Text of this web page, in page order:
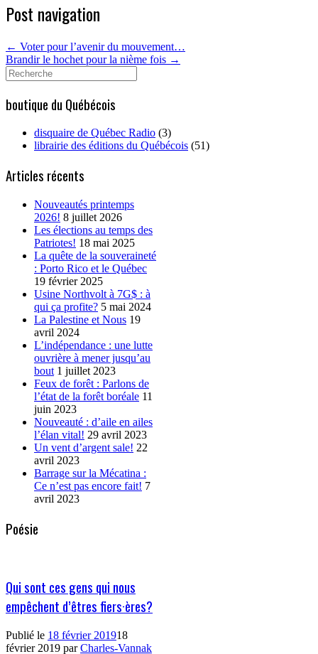
Post navigation
← Voter pour l’avenir du mouvement…
Brandir le hochet pour la nième fois →
Search
for:
boutique du Québécois
disquaire de Québec Radio (3)
librairie des éditions du Québécois (51)
Articles récents
Nouveautés printemps
2026! 8 juillet 2026
Les élections au temps des
Patriotes! 18 mai 2025
La quête de la souveraineté
: Porto Rico et le Québec
19 février 2025
Usine Northvolt à 7G$ : à
qui ça profite? 5 mai 2024
La Palestine et Nous 19
avril 2024
L’indépendance : une lutte
ouvrière à mener jusqu’au
bout 1 juillet 2023
Feux de forêt : Parlons de
l’état de la forêt boréale 11
juin 2023
Nouveauté : d’aile en ailes
l’élan vital! 29 avril 2023
Un vent d’argent sale! 22
avril 2023
Barrage sur la Mécatina :
Ce n’est pas encore fait! 7
avril 2023
Poésie
Qui sont ces gens qui nous
empêchent d’êtres fiers·ères?
Publié le 18 février 201918
février 2019 parCharles-Vannak